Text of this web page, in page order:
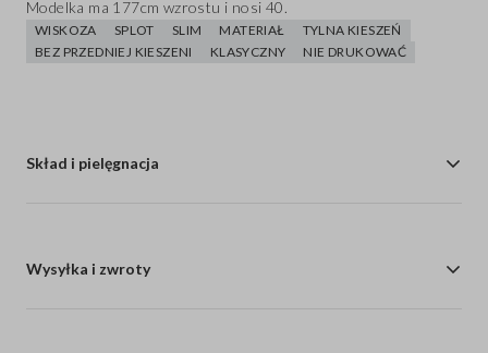
Modelka ma 177cm wzrostu i nosi 40.
WISKOZA SPLOT SLIM MATERIAŁ
TYLNA KIESZEŃ
BEZ PRZEDNIEJ KIESZENI
KLASYCZNY NIE DRUKOWAĆ
Skład i pielęgnacja
Wysyłka i zwroty